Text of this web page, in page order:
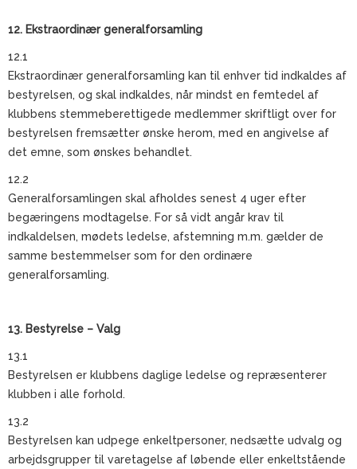
12. Ekstraordinær generalforsamling
12.1
Ekstraordinær generalforsamling kan til enhver tid indkaldes af
bestyrelsen, og skal indkaldes, når mindst en femtedel af
klubbens stemmeberettigede medlemmer skriftligt over for
bestyrelsen fremsætter ønske herom, med en angivelse af
det emne, som ønskes behandlet.
12.2
Generalforsamlingen skal afholdes senest 4 uger efter
begæringens modtagelse. For så vidt angår krav til
indkaldelsen, mødets ledelse, afstemning m.m. gælder de
samme bestemmelser som for den ordinære
generalforsamling.
13. Bestyrelse – Valg
13.1
Bestyrelsen er klubbens daglige ledelse og repræsenterer
klubben i alle forhold.
13.2
Bestyrelsen kan udpege enkeltpersoner, nedsætte udvalg og
arbejdsgrupper til varetagelse af løbende eller enkeltstående